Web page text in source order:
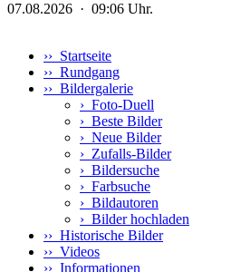
07.08.2026 · 09:06 Uhr.
›› Startseite
›› Rundgang
›› Bildergalerie
› Foto-Duell
› Beste Bilder
› Neue Bilder
› Zufalls-Bilder
› Bildersuche
› Farbsuche
› Bildautoren
› Bilder hochladen
›› Historische Bilder
›› Videos
›› Informationen